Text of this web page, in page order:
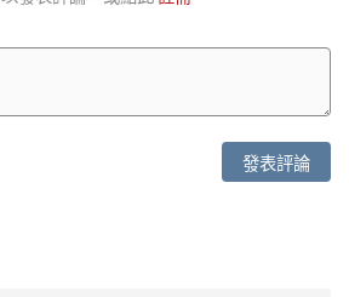
發表評論